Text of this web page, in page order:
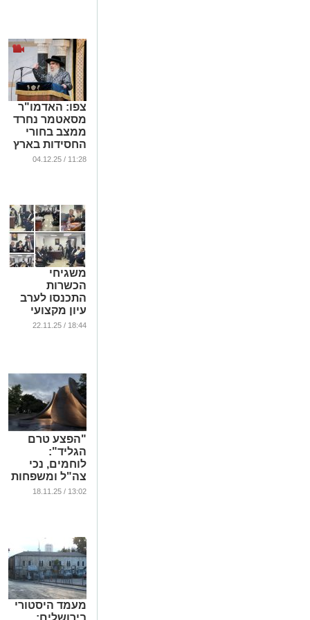
צפו: האדמו"ר
מסאטמר נחרד
ממצב בחורי
החסידות בארץ
ישראל
11:28 / 04.12.25
משגיחי
הכשרות
התכנסו לערב
עיון מקצועי
בצפון ירושלים
18:44 / 22.11.25
"הפצע טרם
הגליד":
לוחמים, נכי
צה"ל ומשפחות
שכולות יתאחדו
13:02 / 18.11.25
מעמד היסטורי
בירושלים: